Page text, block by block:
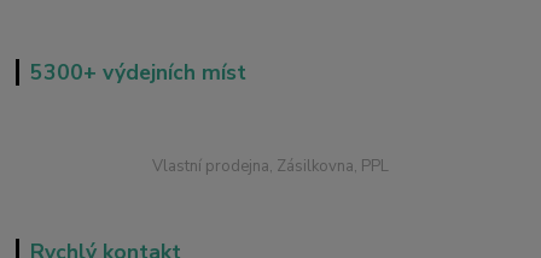
5300+ výdejních míst
Vlastní prodejna, Zásilkovna, PPL
Rychlý kontakt